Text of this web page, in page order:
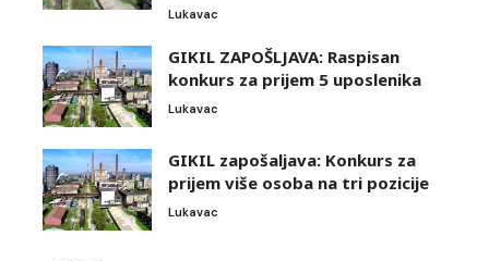
Lukavac
GIKIL ZAPOŠLJAVA: Raspisan
konkurs za prijem 5 uposlenika
Lukavac
GIKIL zapošaljava: Konkurs za
prijem više osoba na tri pozicije
Lukavac